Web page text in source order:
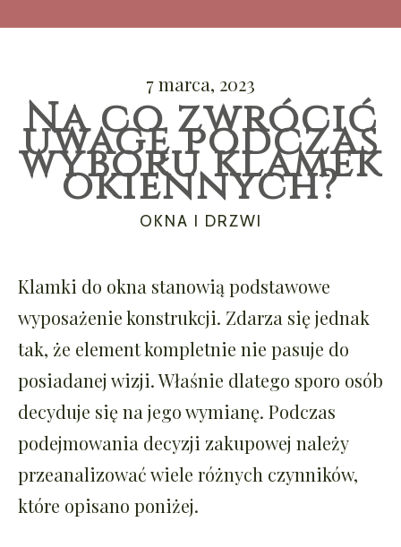
7 marca, 2023
Na co zwrócić
uwagę podczas
wyboru klamek
okiennych?
CATEGORIES
OKNA I DRZWI
Klamki do okna stanowią podstawowe
wyposażenie konstrukcji. Zdarza się jednak
tak, że element kompletnie nie pasuje do
posiadanej wizji. Właśnie dlatego sporo osób
decyduje się na jego wymianę. Podczas
podejmowania decyzji zakupowej należy
przeanalizować wiele różnych czynników,
które opisano poniżej.